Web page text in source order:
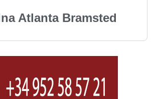
Atlanta Bramsted